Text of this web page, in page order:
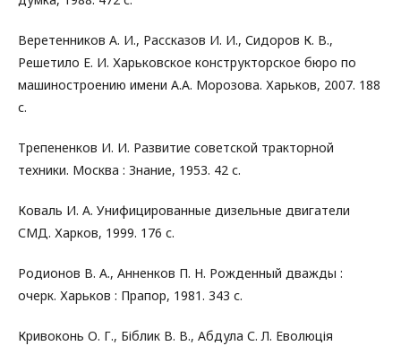
Веретенников А. И., Рассказов И. И., Сидоров К. В.,
Решетило Е. И. Харьковское конструкторское бюро по
машиностроению имени А.А. Морозова. Харьков, 2007. 188
с.
Трепененков И. И. Развитие советской тракторной
техники. Москва : Знание, 1953. 42 с.
Коваль И. А. Унифицированные дизельные двигатели
СМД. Харков, 1999. 176 с.
Родионов В. А., Анненков П. Н. Рожденный дважды :
очерк. Харьков : Прапор, 1981. 343 с.
Кривоконь О. Г., Біблик В. В., Абдула С. Л. Еволюція